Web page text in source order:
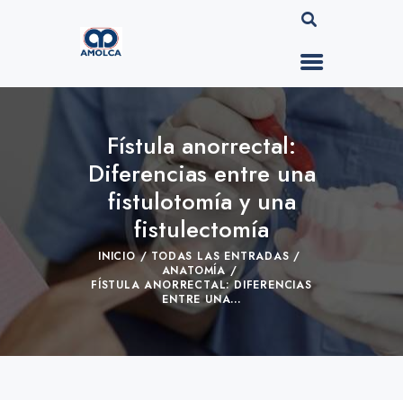
Fístula anorrectal:
Diferencias entre una
fistulotomía y una
fistulectomía
INICIO
TODAS LAS ENTRADAS
ANATOMÍA
FÍSTULA ANORRECTAL: DIFERENCIAS
ENTRE UNA...